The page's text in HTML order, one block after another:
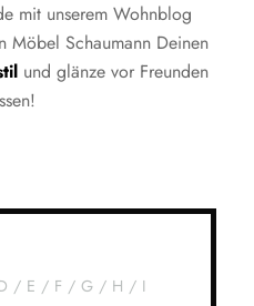
mit unserem Wohnblog
Möbel Schaumann Deinen
und glänze vor Freunden
/ E / F / G / H / I